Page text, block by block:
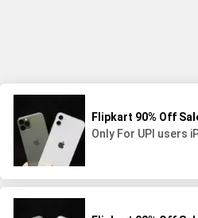
Integritet och cookies: Den här webbplatsen